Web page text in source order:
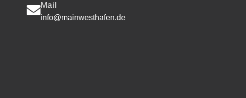
Mail
info@mainwesthafen.de